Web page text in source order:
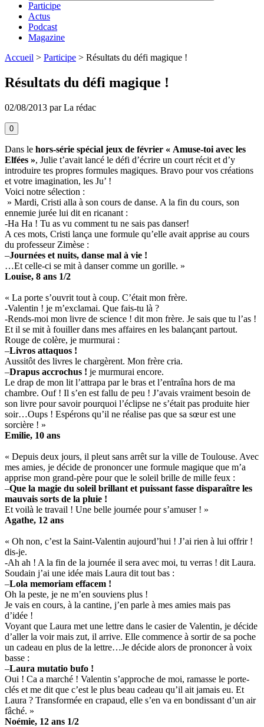
Participe
Actus
Podcast
Magazine
Accueil > Participe > Résultats du défi magique !
Résultats du défi magique !
02/08/2013 par La rédac
0
Dans le hors-série spécial jeux de février « Amuse-toi avec les
Elfées », Julie t’avait lancé le défi d’écrire un court récit et d’y
introduire tes propres formules magiques. Bravo pour vos créations
et votre imagination, les Ju’ !
Voici notre sélection :
» Mardi, Cristi alla à son cours de danse. A la fin du cours, son
ennemie jurée lui dit en ricanant :
-Ha Ha ! Tu as vu comment tu ne sais pas danser!
A ces mots, Cristi lança une formule qu’elle avait apprise au cours
du professeur Zimèse :
–Journées et nuits, danse mal à vie !
…Et celle-ci se mit à danser comme un gorille. »
Louise, 8 ans 1/2
« La porte s’ouvrit tout à coup. C’était mon frère.
-Valentin ! je m’exclamai. Que fais-tu là ?
-Rends-moi mon livre de science ! dit mon frère. Je sais que tu l’as !
Et il se mit à fouiller dans mes affaires en les balançant partout.
Rouge de colère, je murmurai :
–Livros attaquos !
Aussitôt des livres le chargèrent. Mon frère cria.
–Drapus accrochus ! je murmurai encore.
Le drap de mon lit l’attrapa par le bras et l’entraîna hors de ma
chambre. Ouf ! Il s’en est fallu de peu ! J’avais vraiment besoin de
son livre pour savoir pourquoi l’éclipse ne s’était pas produite hier
soir…Oups ! Espérons qu’il ne réalise pas que sa sœur est une
sorcière ! »
Emilie, 10 ans
« Depuis deux jours, il pleut sans arrêt sur la ville de Toulouse. Avec
mes amies, je décide de prononcer une formule magique que m’a
apprise mon grand-père pour que le soleil brille de mille feux :
–Que la magie du soleil brillant et puissant fasse disparaître les
mauvais sorts de la pluie !
Et voilà le travail ! Une belle journée pour s’amuser ! »
Agathe, 12 ans
« Oh non, c’est la Saint-Valentin aujourd’hui ! J’ai rien à lui offrir !
dis-je.
-Ah ah ! A la fin de la journée il sera avec moi, tu verras ! dit Laura.
Soudain j’ai une idée mais Laura dit tout bas :
–Lola memoriam effacem !
Oh la peste, je ne m’en souviens plus !
Je vais en cours, à la cantine, j’en parle à mes amies mais pas
d’idée !
Voyant que Laura met une lettre dans le casier de Valentin, je décide
d’aller la voir mais zut, il arrive. Elle commence à sortir de sa poche
un cadeau en plus de la lettre…Je décide alors de prononcer à voix
basse :
–Laura mutatio bufo !
Oui ! Ca a marché ! Valentin s’approche de moi, ramasse le porte-
clés et me dit que c’est le plus beau cadeau qu’il ait jamais eu. Et
Laura ? Transformée en crapaud, elle s’en va en bondissant d’un air
fâché. »
Noémie, 12 ans 1/2